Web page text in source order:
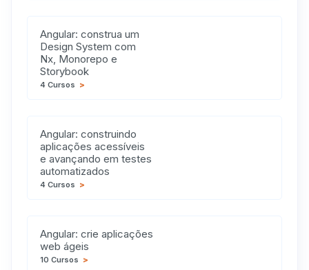
Angular: construa um
Design System com
Nx, Monorepo e
Storybook
4 Cursos >
Angular: construindo
aplicações acessíveis
e avançando em testes
automatizados
4 Cursos >
Angular: crie aplicações
web ágeis
10 Cursos >